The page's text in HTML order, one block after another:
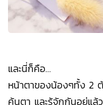
และนี่ก็คือ…
หน้าตาของน้องๆทั้ง 2
คุ้นตา และรู้จักกันอยู่แล้